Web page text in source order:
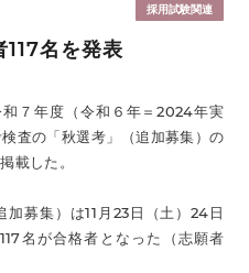
採用試験関連
名を発表
７年度（令和６年＝2024年実
査の「秋選考」（追加募集）の
載した。
募集）は11月23日（土）24日
名が合格者となった（志願者